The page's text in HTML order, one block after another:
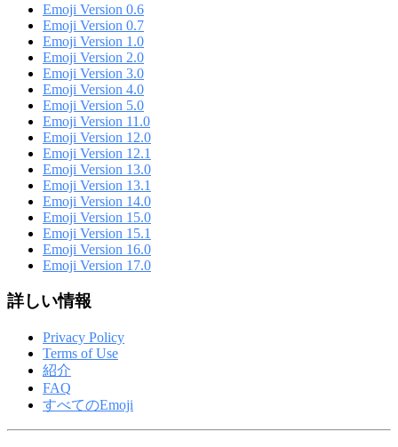
Emoji Version 0.6
Emoji Version 0.7
Emoji Version 1.0
Emoji Version 2.0
Emoji Version 3.0
Emoji Version 4.0
Emoji Version 5.0
Emoji Version 11.0
Emoji Version 12.0
Emoji Version 12.1
Emoji Version 13.0
Emoji Version 13.1
Emoji Version 14.0
Emoji Version 15.0
Emoji Version 15.1
Emoji Version 16.0
Emoji Version 17.0
詳しい情報
Privacy Policy
Terms of Use
紹介
FAQ
すべてのEmoji